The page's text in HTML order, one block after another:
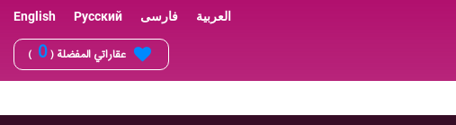
English Русский فارسی العربية
عقاراتي المفضلة (0
)